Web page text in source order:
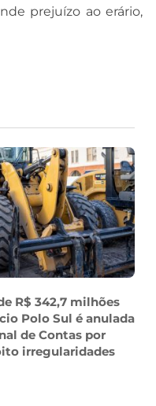
prejuízo ao erário,
R$ 342,7 milhões
Polo Sul é anulada
de Contas por
irregularidades